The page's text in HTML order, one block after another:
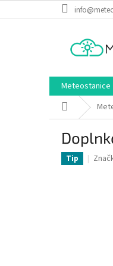
na
Meteostanice
Domov
Tip